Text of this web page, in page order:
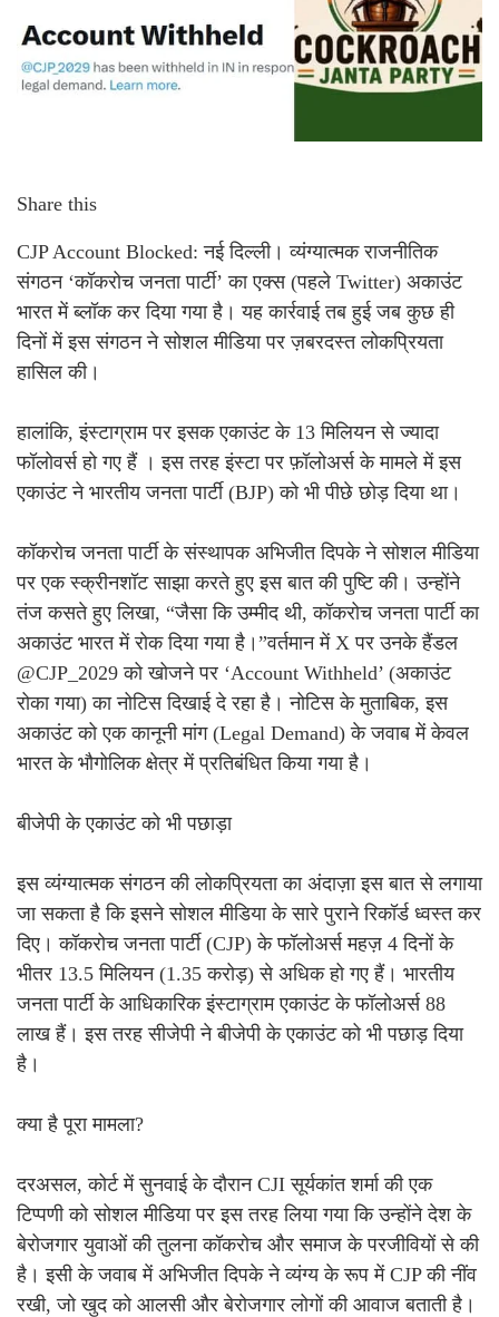
Share this
CJP Account Blocked: नई दिल्ली। व्यंग्यात्मक राजनीतिक
संगठन ‘कॉकरोच जनता पार्टी’ का एक्स (पहले Twitter) अकाउंट
भारत में ब्लॉक कर दिया गया है। यह कार्रवाई तब हुई जब कुछ ही
दिनों में इस संगठन ने सोशल मीडिया पर ज़बरदस्त लोकप्रियता
हासिल की।
हालांकि, इंस्टाग्राम पर इसक एकाउंट के 13 मिलियन से ज्यादा
फॉलोवर्स हो गए हैं । इस तरह इंस्टा पर फ़ॉलोअर्स के मामले में इस
एकाउंट ने भारतीय जनता पार्टी (BJP) को भी पीछे छोड़ दिया था।
कॉकरोच जनता पार्टी के संस्थापक अभिजीत दिपके ने सोशल मीडिया
पर एक स्क्रीनशॉट साझा करते हुए इस बात की पुष्टि की। उन्होंने
तंज कसते हुए लिखा, “जैसा कि उम्मीद थी, कॉकरोच जनता पार्टी का
अकाउंट भारत में रोक दिया गया है।”वर्तमान में X पर उनके हैंडल
@CJP_2029 को खोजने पर ‘Account Withheld’ (अकाउंट
रोका गया) का नोटिस दिखाई दे रहा है। नोटिस के मुताबिक, इस
अकाउंट को एक कानूनी मांग (Legal Demand) के जवाब में केवल
भारत के भौगोलिक क्षेत्र में प्रतिबंधित किया गया है।
बीजेपी के एकाउंट को भी पछाड़ा
इस व्यंग्यात्मक संगठन की लोकप्रियता का अंदाज़ा इस बात से लगाया
जा सकता है कि इसने सोशल मीडिया के सारे पुराने रिकॉर्ड ध्वस्त कर
दिए। कॉकरोच जनता पार्टी (CJP) के फॉलोअर्स महज़ 4 दिनों के
भीतर 13.5 मिलियन (1.35 करोड़) से अधिक हो गए हैं। भारतीय
जनता पार्टी के आधिकारिक इंस्टाग्राम एकाउंट के फॉलोअर्स 88
लाख हैं। इस तरह सीजेपी ने बीजेपी के एकाउंट को भी पछाड़ दिया
है।
क्या है पूरा मामला?
दरअसल, कोर्ट में सुनवाई के दौरान CJI सूर्यकांत शर्मा की एक
टिप्पणी को सोशल मीडिया पर इस तरह लिया गया कि उन्होंने देश के
बेरोजगार युवाओं की तुलना कॉकरोच और समाज के परजीवियों से की
है। इसी के जवाब में अभिजीत दिपके ने व्यंग्य के रूप में CJP की नींव
रखी, जो खुद को आलसी और बेरोजगार लोगों की आवाज बताती है।